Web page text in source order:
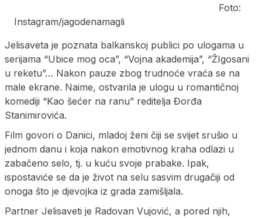
Foto:
Instagram/jagodenamagli
Jelisaveta je poznata balkanskoj publici po ulogama u
serijama “Ubice mog oca”, “Vojna akademija”, “ŽIgosani
u reketu”… Nakon pauze zbog trudnoće vraća se na
male ekrane. Naime, ostvarila je ulogu u romantičnoj
komediji “Kao šećer na ranu” reditelja Đorđa
Stanimirovića.
Film govori o Danici, mladoj ženi čiji se svijet srušio u
jednom danu i koja nakon emotivnog kraha odlazi u
zabačeno selo, tj. u kuću svoje prabake. Ipak,
ispostaviće se da je život na selu sasvim drugačiji od
onoga što je djevojka iz grada zamišljala.
Partner Jelisaveti je Radovan Vujović, a pored njih,